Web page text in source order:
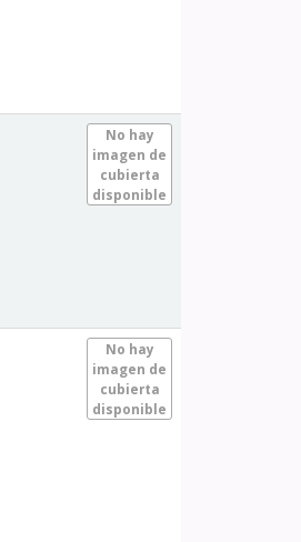
No hay
imagen de
cubierta
disponible
No hay
imagen de
cubierta
disponible